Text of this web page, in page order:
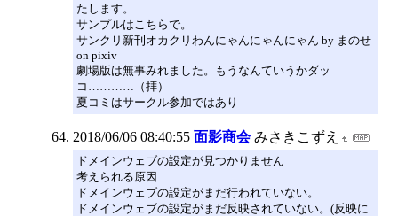
たします。
サンプルはこちらで。
サンクリ新刊オカクリわんにゃんにゃんにゃん by まのせ
on pixiv
劇場版は無事みれました。もうなんていうかダッ
コ…………（拝）
夏コミはサークル参加ではあり
2018/06/06 08:40:55 面影商会 みさきこずえ
ドメインウェブの設定が見つかりません
考えられる原因
ドメインウェブの設定がまだ行われていない。
ドメインウェブの設定がまだ反映されていない。(反映に